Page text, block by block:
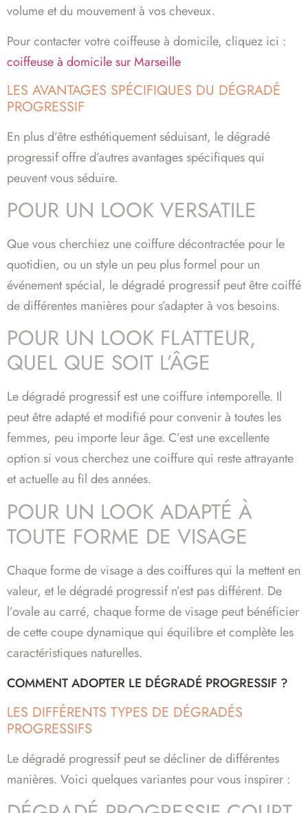
volume et du mouvement à vos cheveux.
Pour contacter votre coiffeuse à domicile, cliquez ici :
coiffeuse à domicile sur Marseille
LES AVANTAGES SPÉCIFIQUES DU DÉGRADÉ
PROGRESSIF
En plus d’être esthétiquement séduisant, le dégradé
progressif offre d’autres avantages spécifiques qui
peuvent vous séduire.
POUR UN LOOK VERSATILE
Que vous cherchiez une coiffure décontractée pour le
quotidien, ou un style un peu plus formel pour un
événement spécial, le dégradé progressif peut être coiffé
de différentes manières pour s’adapter à vos besoins.
POUR UN LOOK FLATTEUR,
QUEL QUE SOIT L’ÂGE
Le dégradé progressif est une coiffure intemporelle. Il
peut être adapté et modifié pour convenir à toutes les
femmes, peu importe leur âge. C’est une excellente
option si vous cherchez une coiffure qui reste attrayante
et actuelle au fil des années.
POUR UN LOOK ADAPTÉ À
TOUTE FORME DE VISAGE
Chaque forme de visage a des coiffures qui la mettent en
valeur, et le dégradé progressif n’est pas différent. De
l’ovale au carré, chaque forme de visage peut bénéficier
de cette coupe dynamique qui équilibre et complète les
caractéristiques naturelles.
COMMENT ADOPTER LE DÉGRADÉ PROGRESSIF ?
LES DIFFÉRENTS TYPES DE DÉGRADÉS
PROGRESSIFS
Le dégradé progressif peut se décliner de différentes
manières. Voici quelques variantes pour vous inspirer :